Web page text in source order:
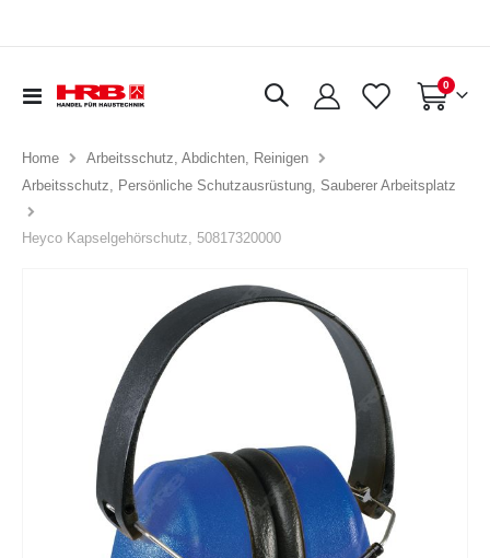
Navigation
Warenkorb
0Artikel
Home
Arbeitsschutz, Abdichten, Reinigen
Arbeitsschutz, Persönliche Schutzausrüstung, Sauberer Arbeitsplatz
Heyco Kapselgehörschutz, 50817320000